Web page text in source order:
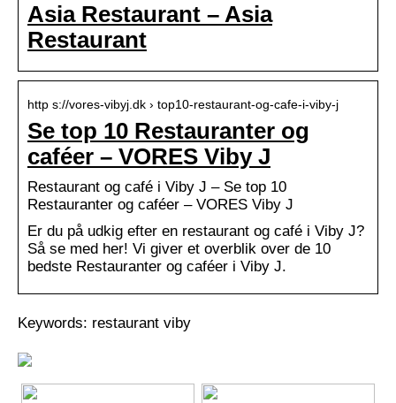
Asia Restaurant – Asia
Restaurant
http s://vores-vibyj.dk › top10-restaurant-og-cafe-i-viby-j
Se top 10 Restauranter og
caféer – VORES Viby J
Restaurant og café i Viby J – Se top 10
Restauranter og caféer – VORES Viby J
Er du på udkig efter en restaurant og café i Viby J?
Så se med her! Vi giver et overblik over de 10
bedste Restauranter og caféer i Viby J.
Keywords: restaurant viby